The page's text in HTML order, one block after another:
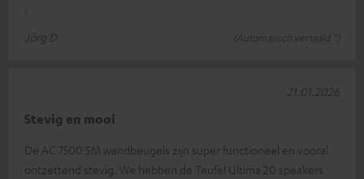
Jörg D.
(Automatisch vertaald *)
Stevig en mooi
De AC 7500 SM wandbeugels zijn super functioneel en vooral
ontzettend stevig. We hebben de Teufel Ultima 20 speakers
21.01.2026